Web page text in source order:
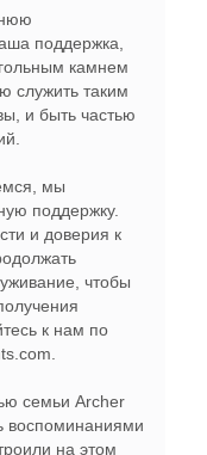
поддержка,
камнем
служить таким
и быть частью
мы
поддержку.
и доверия к
чтобы
к нам по
семьи Archer
воспоминаниями
на этом